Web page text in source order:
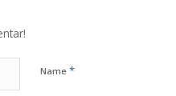
Name *